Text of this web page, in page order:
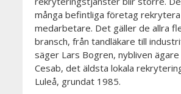
många befintliga företag
medarbetare. Det gäller de allra
bransch, från tandläkare till
säger Lars Bogren, nybliven ägare
Cesab, det äldsta lokala
Luleå, grundat 1985.